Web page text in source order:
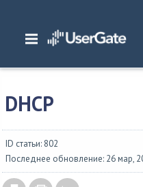
Главная/ Документация/NGFW
Интерфейс командной строки
DHCP
ID статьи: 802
Последнее обновление: 26 мар,